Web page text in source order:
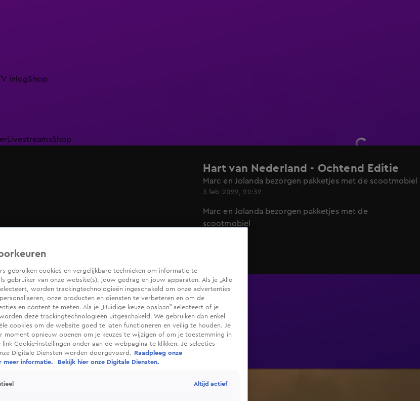
inlogShop
LivestreamsShop
Hart van Nederland - Ochtend Editie
Marc en Jolanda bezorgen pakketjes met de scootmobiel
3 feb 2022, 22:32
Marc en Jolanda bezorgen pakketjes met de
scootmobiel
gebruiken cookies en vergelijkbare technieken om informatie te
gebruiker van onze website(s), jouw gedrag en jouw apparaten. Als je „Alle
worden trackingtechnologieën ingeschakeld om onze advertenties
onze producten en diensten te verbeteren en om de
en content te meten. Als je „Huidige keuze opslaan” selecteert of je
deze trackingtechnologieën uitgeschakeld. We gebruiken dan enkel
cookies om de website goed te laten functioneren en veilig te houden. Je
moment opnieuw openen om je keuzes te wijzigen of om je toestemming in
Cookie-instellingen onder aan de webpagina te klikken. Je selecties
Digitale Diensten worden doorgevoerd.
Raadpleeg onze
meer informatie.
Bekijk hier onze Digitale Diensten.
Altijd actief